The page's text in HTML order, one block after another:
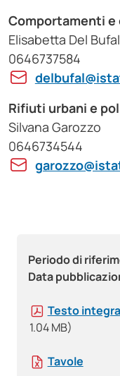
Periodo di
Data
Testo
1.04 MB)
Tavole
Comportamenti
Elisabetta Del
0646737584
Rifiuti urbani e
Silvana Garozzo
0646734544